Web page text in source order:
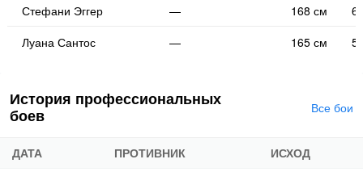
Стефани Эггер
— 168 см
Луана Сантос
— 165 см
История профессиональных
боев
Все бои
ДАТА ПРОТИВНИК
ИСХОД